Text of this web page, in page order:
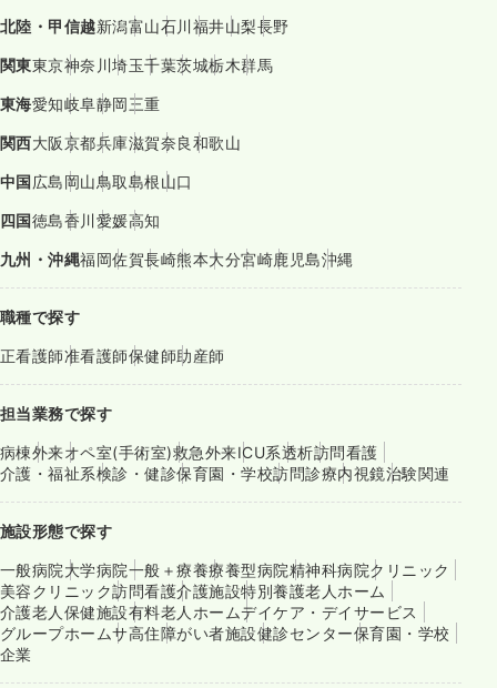
北陸・甲信越新潟富山石川福井山梨長野
関東東京神奈川埼玉千葉茨城栃木群馬
東海愛知岐阜静岡三重
関西大阪京都兵庫滋賀奈良和歌山
中国広島岡山鳥取島根山口
四国徳島香川愛媛高知
九州・沖縄福岡佐賀長崎熊本大分宮崎鹿児島沖縄
職種で探す
正看護師准看護師保健師助産師
担当業務で探す
病棟外来オペ室(手術室)救急外来ICU系透析訪問看護
介護・福祉系検診・健診保育園・学校訪問診療内視鏡治験関連
施設形態で探す
一般病院大学病院一般＋療養療養型病院精神科病院クリニック
美容クリニック訪問看護介護施設特別養護老人ホーム
介護老人保健施設有料老人ホームデイケア・デイサービス
グループホームサ高住障がい者施設健診センター保育園・学校
企業